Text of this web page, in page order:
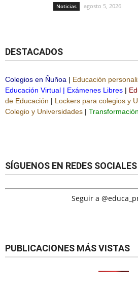
Noticias agosto 5, 2026
DESTACADOS
Colegios en Ñuñoa | Educación
Educación Virtual | Exámenes Libres |
de Educación | Lockers para colegios y
Colegio y Universidades |
SÍGUENOS EN REDES SOCIALES
Seguir a
PUBLICACIONES MÁS VISTAS